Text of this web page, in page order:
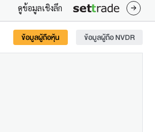
ดูข้อมูลเชิงลึก
ข้อมูลผู้ถือหุ้น ข้อมูลผู้ถือ NVDR